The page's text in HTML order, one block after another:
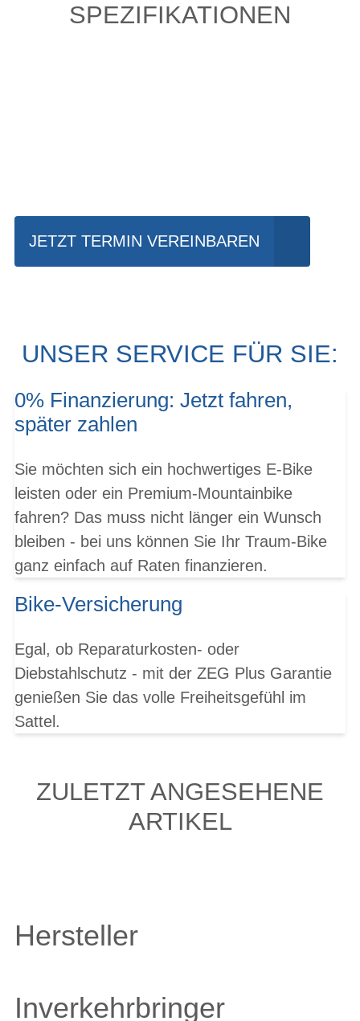
SPEZIFIKATIONEN
JETZT TERMIN VEREINBAREN
UNSER SERVICE FÜR SIE:
0% Finanzierung: Jetzt fahren,
später zahlen
Sie möchten sich ein hochwertiges E-Bike
leisten oder ein Premium-Mountainbike
fahren? Das muss nicht länger ein Wunsch
bleiben - bei uns können Sie Ihr Traum-Bike
ganz einfach auf Raten finanzieren.
Bike-Versicherung
Egal, ob Reparaturkosten- oder
Diebstahlschutz - mit der ZEG Plus Garantie
genießen Sie das volle Freiheitsgefühl im
Sattel.
ZULETZT ANGESEHENE
ARTIKEL
Hersteller
Inverkehrbringer